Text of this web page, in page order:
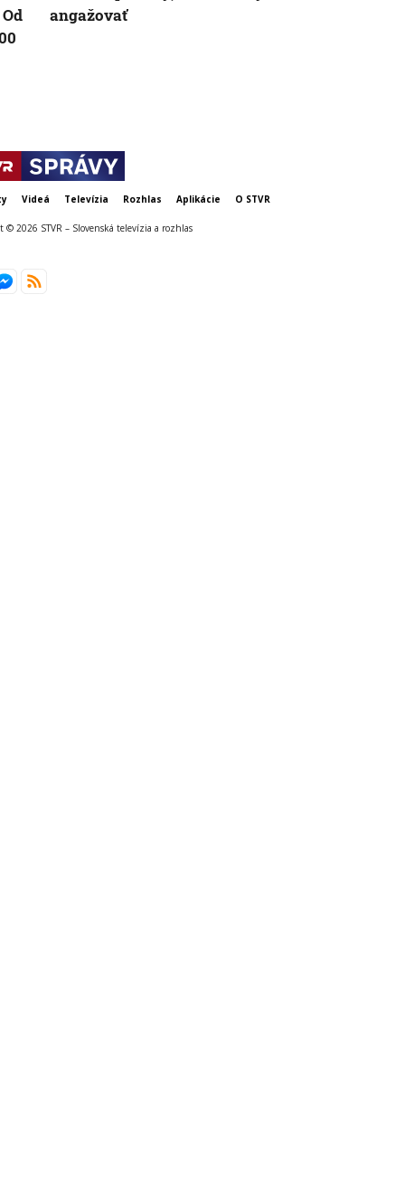
angažovať
Videá Televízia Rozhlas Aplikácie O STVR
© 2026 STVR – Slovenská televízia a rozhlas